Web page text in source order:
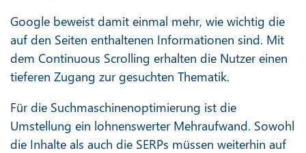
Google beweist damit einmal mehr, wie wichtig die
auf den Seiten enthaltenen Informationen sind. Mit
dem Continuous Scrolling erhalten die Nutzer einen
tieferen Zugang zur gesuchten Thematik.
Für die Suchmaschinenoptimierung ist die
Umstellung ein lohnenswerter Mehraufwand. Sowohl
die Inhalte als auch die SERPs müssen weiterhin auf